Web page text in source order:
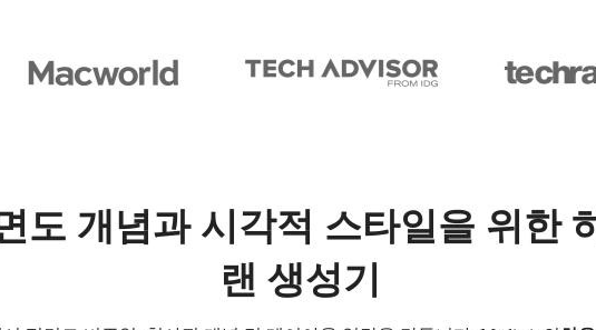
도 개념과 시각적 스타일을 위한
랜 생성기